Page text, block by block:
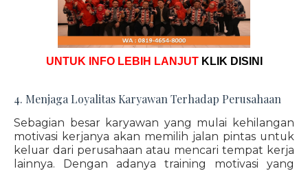
UNTUK INFO LEBIH LANJUT KLIK DISINI
4. Menjaga Loyalitas Karyawan Terhadap Perusahaan
Sebagian besar karyawan yang mulai kehilangan
motivasi kerjanya akan memilih jalan pintas untuk
keluar dari perusahaan atau mencari tempat kerja
lainnya. Dengan adanya training motivasi yang